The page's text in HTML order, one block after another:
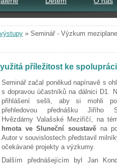
» Seminář - Výzkum
příležitost ke spolupráci
Seminář začal poněkud napínavě s
s dopravou účastníků na dálnici D1.
přihlášení sešli, aby si mohli
přehledovou přednášku Jiřího
Hvězdárny Valašské Meziříčí, na
hmota ve Sluneční soustavě na
Autor v souvislostech představil
očekávané projekty a výzkumy.
Dalším přednášejícím byl Jan